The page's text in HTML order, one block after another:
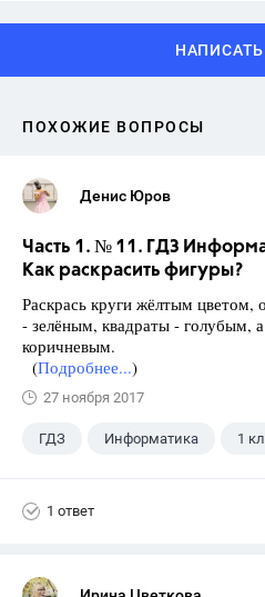
ПОХОЖИЕ ВОПРОСЫ
Денис Юров
Часть 1. № 11. ГДЗ
Как раскрасить фигуры?
Раскрась круги жёлтым цветом,
- зелёным, квадраты - голубым,
коричневым.
(Подробнее...)
27 ноября 2017
ГДЗ Информатика 1
1 ответ